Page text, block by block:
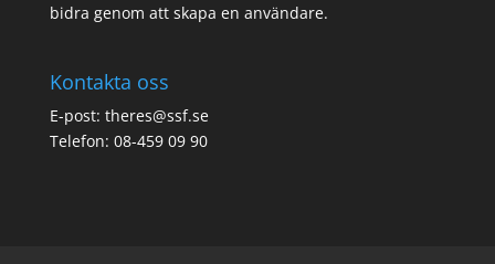
bidra genom att skapa en användare.
Kontakta oss
E-post: theres@ssf.se
Telefon: 08-459 09 90